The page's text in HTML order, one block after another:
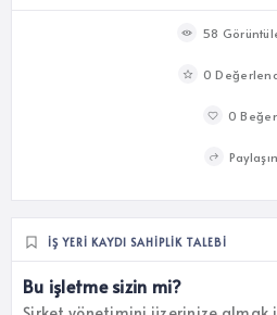
58
0
0
İŞ YERI KAYDI SAHIPLIK TALEBI
Bu işletme sizin mi?